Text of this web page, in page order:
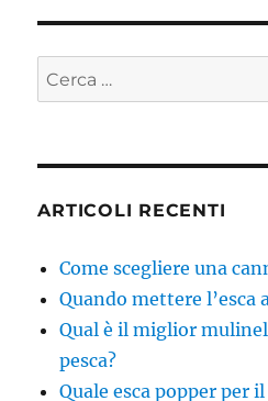
Cerca:
ARTICOLI RECENTI
Come scegliere una
Quando mettere l’esca
Qual è il miglior
pesca?
Quale esca popper per il